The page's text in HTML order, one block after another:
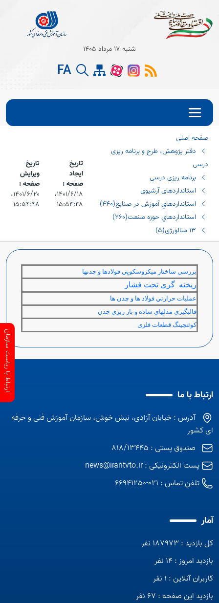
Open
شنبه 17 مرداد 1405
FA
صفحه اصلی
دفتر پژوهش، طرح و برنامه ریزی
درسی
برنامه ریزی درسی
استانداردهای آرشیوی
استانداردهاي آموزش در صنايع(٤٤٠)
استانداردهاي حوزه صنعت(٢٦٠)
١٣ متالورژی(٥)
تاریخ
ایجاد
صفحه :
۱۴۰۱/۶/۱۸،‏
۱۵:۵۴:۴۸
تاریخ
ویرایش
صفحه :
۱۴۰۱/۶/۲۰،‏
۱۵:۵۴:۴۸
بررسي ساختار ميكروسكوپي فولادها و چدنها
ریخته گری تحت فشار
عمليات حرارتي فولاد ها و چدن ها
قالبگيري مدلهاي ساده و بار ريزي چدن
کوئنچینگ قطعات فلزی
ارتباط با ما
آدرس : خیابان آزادی، نبش خوش، سازمان آموزش فنی و حرفه
ای کشور
صندوق پستی : 818/13445
پست الکترونیکی :news@irantvto.ir
تلفن تماس : 021-66941250
آمار
کل بازدید : 187973 نفر
بازدید امروز : 14 نفر
کاربران آنلاین : 1 نفر
بازدید این صفحه : 67 نفر
ارتباط با ریاست سازمان